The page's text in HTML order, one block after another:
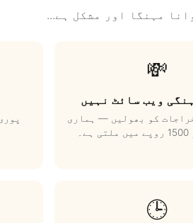
مہنگا اور مشکل ہے...
💸
ویب سائٹ نہیں
کو بھولیں — ہماری
🕒